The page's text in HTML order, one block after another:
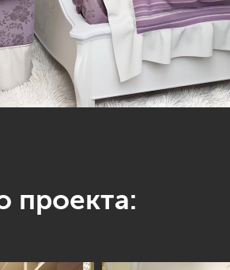
проекта: